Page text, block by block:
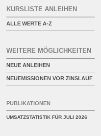
KURSLISTE ANLEIHEN
ALLE WERTE A-Z
WEITERE MÖGLICHKEITEN
NEUE ANLEIHEN
NEUEMISSIONEN VOR ZINSLAUF
PUBLIKATIONEN
UMSATZSTATISTIK FÜR JULI 2026